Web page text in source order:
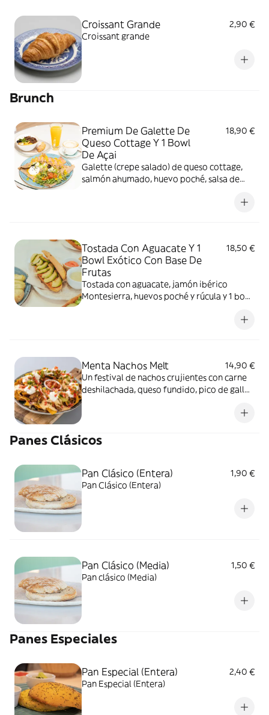
Croissant Grande
2,90 €
Croissant grande
Brunch
Premium De Galette De
Queso Cottage Y 1 Bowl
De Açai
18,90 €
Galette (crepe salado) de queso cottage,
salmón ahumado, huevo poché, salsa de
Tostada Con Aguacate Y 1
Bowl Exótico Con Base De
Frutas
18,50 €
Tostada con aguacate, jamón ibérico
Montesierra, huevos poché y rúcula y 1 bowl
cereales de chocolate sin azúcar y semillas
Menta Nachos Melt
14,90 €
Un festival de nachos crujientes con carne
deshilachada, queso fundido, pico de gallo
perfecta de queso cheddar y cottage, y un
Panes Clásicos
Pan Clásico (Entera)
1,90 €
Pan Clásico (Entera)
Pan Clásico (Media)
1,50 €
Pan clásico (Media)
Panes Especiales
Pan Especial (Entera)
2,40 €
Pan Especial (Entera)